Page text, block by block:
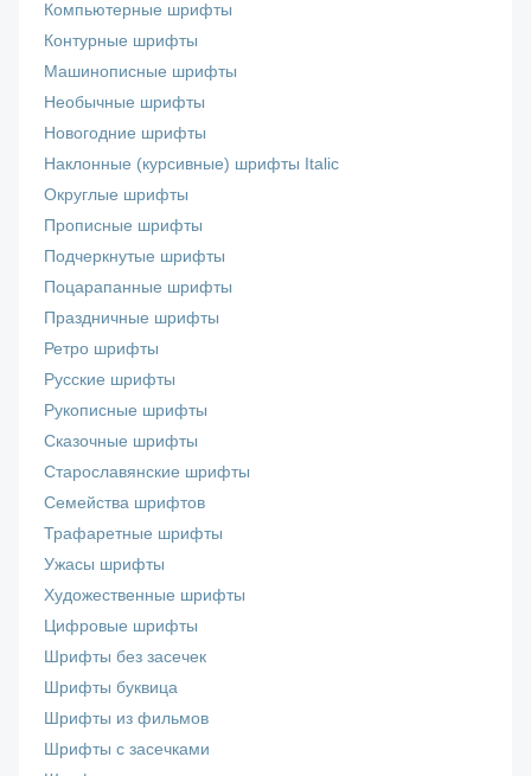
Компьютерные шрифты
Контурные шрифты
Машинописные шрифты
Необычные шрифты
Новогодние шрифты
Наклонные (курсивные) шрифты Italic
Округлые шрифты
Прописные шрифты
Подчеркнутые шрифты
Поцарапанные шрифты
Праздничные шрифты
Ретро шрифты
Русские шрифты
Рукописные шрифты
Сказочные шрифты
Старославянские шрифты
Семейства шрифтов
Трафаретные шрифты
Ужасы шрифты
Художественные шрифты
Цифровые шрифты
Шрифты без засечек
Шрифты буквица
Шрифты из фильмов
Шрифты с засечками